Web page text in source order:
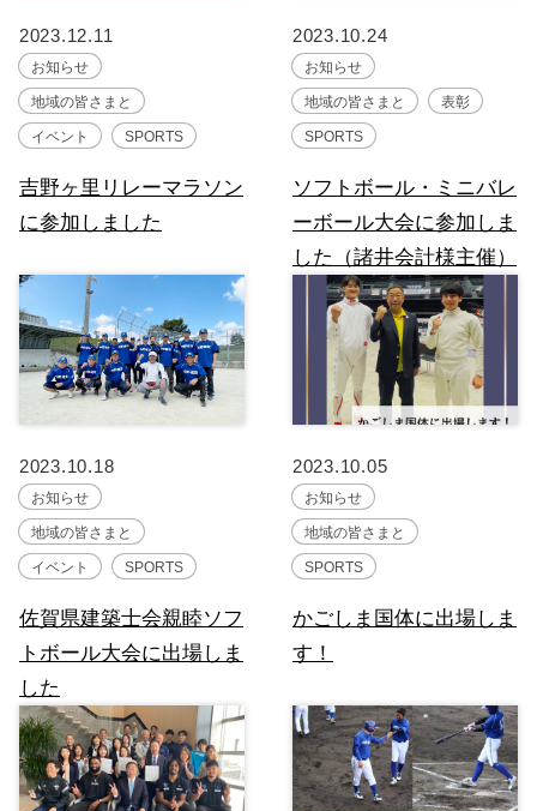
2023.12.11
お知らせ
地域の皆さまと
イベント SPORTS
吉野ヶ里リレーマラソン
に参加しました
2023.10.24
お知らせ
地域の皆さまと 表彰
SPORTS
ソフトボール・ミニバレ
ーボール大会に参加しま
した（諸井会計様主催）
2023.10.18
お知らせ
地域の皆さまと
イベント SPORTS
佐賀県建築士会親睦ソフ
トボール大会に出場しま
した
2023.10.05
お知らせ
地域の皆さまと
SPORTS
かごしま国体に出場しま
す！